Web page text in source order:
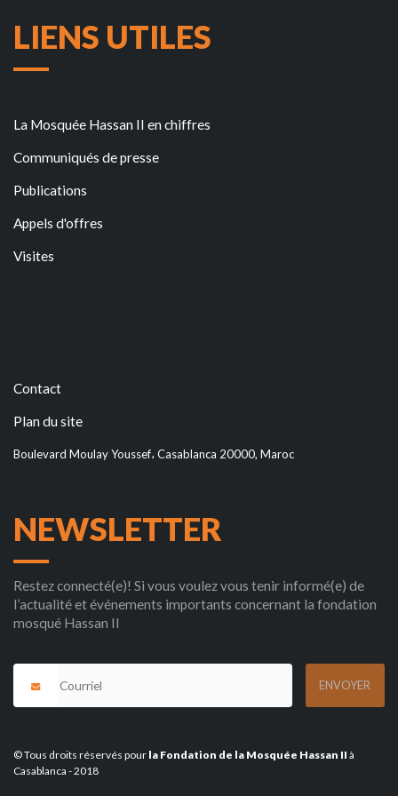
LIENS UTILES
La Mosquée Hassan II en chiffres
Communiqués de presse
Publications
Appels d'offres
Visites
Contact
Plan du site
Boulevard Moulay Youssef، Casablanca 20000, Maroc
NEWSLETTER
Restez connecté(e)! Si vous voulez vous tenir informé(e) de
l’actualité et événements importants concernant la fondation
mosqué Hassan II
© Tous droits réservés pour la Fondation de la Mosquée Hassan II à
Casablanca - 2018